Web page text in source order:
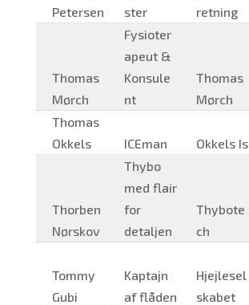
Petersen
ster
retning
Thomas
Mørch
Fysioter
apeut &
Konsule
nt
Thomas
Mørch
Thomas
Okkels
ICEman Okkels Is
Thorben
Nørskov
Thybo
med flair
for
detaljen
Thybote
ch
Tommy
Gubi
Kaptajn
af flåden
Hjejlesel
skabet